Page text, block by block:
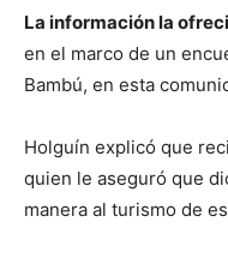
La información la
en el marco de un
Bambú, en esta
Holguín explicó que
quien le aseguró que
manera al turismo de